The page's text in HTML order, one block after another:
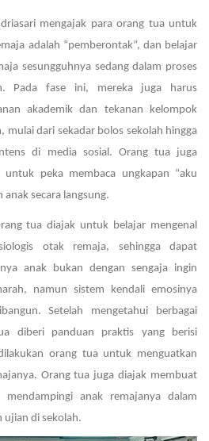
mengajak para orang tua untuk
adalah “pemberontak”, dan belajar
sesungguhnya sedang dalam proses
Pada fase ini, mereka juga harus
akademik dan tekanan kelompok
mulai dari sekadar bolos sekolah hingga
di media sosial. Orang tua juga
peka membaca ungkapan “aku
anak secara langsung.
tua diajak untuk belajar mengenal
otak remaja, sehingga dapat
anak bukan dengan sengaja ingin
namun sistem kendali emosinya
Setelah mengetahui berbagai
diberi panduan praktis yang berisi
orang tua untuk menguatkan
Orang tua juga diajak membuat
anak remajanya dalam
ujian di sekolah.